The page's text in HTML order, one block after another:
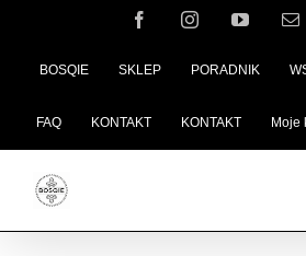
FacebookInstagramYouTube
BOSQIE SKLEP PORADNIK
FAQ KONTAKT KONTAKT Moje